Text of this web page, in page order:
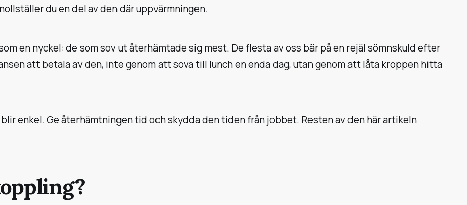
du en del av den där uppvärmningen.
en nyckel: de som sov ut återhämtade sig mest. De flesta av oss bär på en rejäl sömnskuld efter
att betala av den, inte genom att sova till lunch en enda dag, utan genom att låta kroppen hitta
enkel. Ge återhämtningen tid och skydda den tiden från jobbet. Resten av den här artikeln